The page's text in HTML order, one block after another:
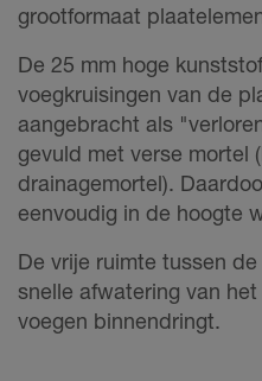
grootformaat
De 25 mm hoge
voegkruisingen van de
aangebracht als
gevuld met verse mortel
drainagemortel).
eenvoudig in de hoogte
De vrije ruimte tussen
snelle afwatering van
voegen binnendringt.